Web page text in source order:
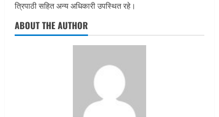
त्रिपाठी सहित अन्य अधिकारी उपस्थित रहे।
ABOUT THE AUTHOR